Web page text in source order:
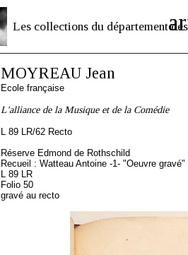
Les collections du département des
MOYREAU Jean
Ecole française
L'alliance de la Musique et de la Comédie
L 89 LR/62 Recto
Réserve Edmond de Rothschild
Recueil : Watteau Antoine -1- "Oeuvre gravé"
L 89 LR
Folio 50
gravé au recto